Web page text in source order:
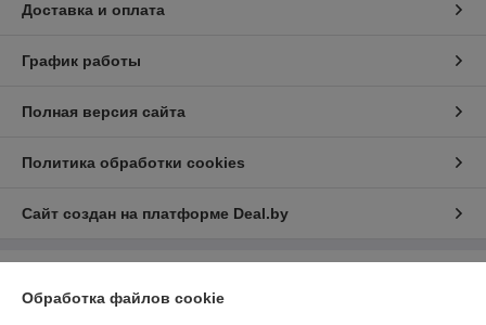
Доставка и оплата
График работы
Полная версия сайта
Политика обработки cookies
Сайт создан на платформе Deal.by
Обработка файлов cookie